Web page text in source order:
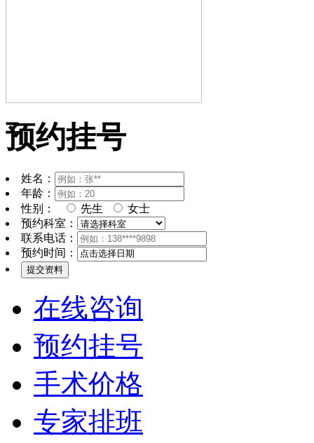
预约挂号
姓名：
年龄：
性别：
先生
女士
预约科室：
联系电话：
预约时间：
在线咨询
预约挂号
手术价格
专家排班